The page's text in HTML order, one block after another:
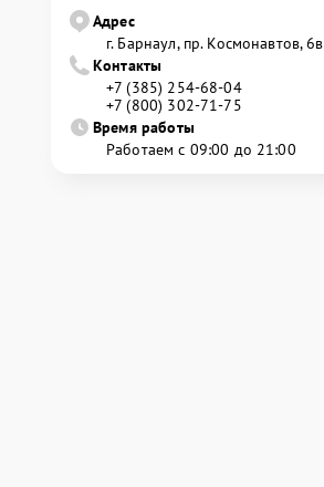
Адрес
г. Барнаул, ​пр. Космонавтов, 6в
Контакты
+7 (385) 254-68-04
+7 (800) 302-71-75
Время работы
Работаем с 09:00 до 21:00